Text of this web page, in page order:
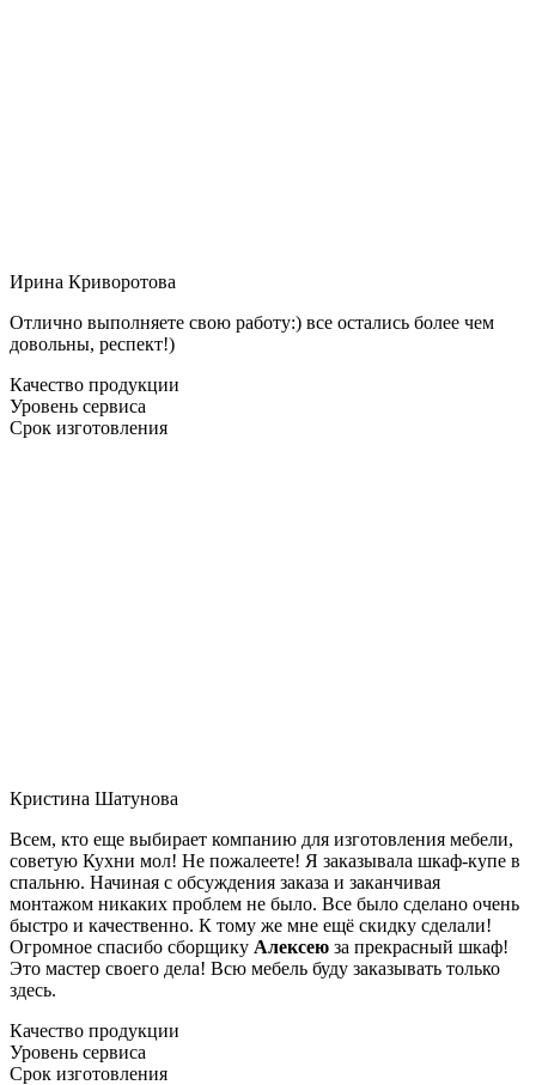
Ирина Криворотова
Отлично выполняете свою работу:) все остались более чем
довольны, респект!)
Качество продукции
Уровень сервиса
Срок изготовления
Кристина Шатунова
Всем, кто еще выбирает компанию для изготовления мебели,
советую Кухни мол! Не пожалеете! Я заказывала шкаф-купе в
спальню. Начиная с обсуждения заказа и заканчивая
монтажом никаких проблем не было. Все было сделано очень
быстро и качественно. К тому же мне ещё скидку сделали!
Огромное спасибо сборщику Алексею за прекрасный шкаф!
Это мастер своего дела! Всю мебель буду заказывать только
здесь.
Качество продукции
Уровень сервиса
Срок изготовления